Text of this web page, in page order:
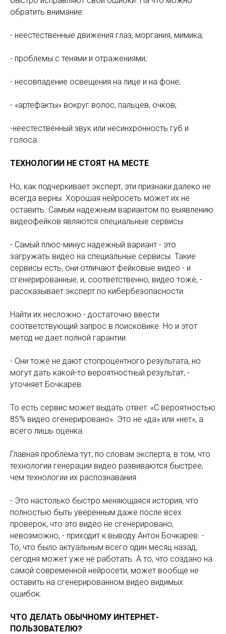
обратить внимание:
- неестественные движения глаз, моргания, мимика;
- проблемы с тенями и отражениями;
- несовпадение освещения на лице и на фоне;
- «артефакты» вокруг волос, пальцев, очков;
-неестественный звук или несинхронность губ и
голоса.
ТЕХНОЛОГИИ НЕ СТОЯТ НА МЕСТЕ
Но, как подчеркивает эксперт, эти признаки далеко не
всегда верны. Хорошая нейросеть может их не
оставить. Самым надежным вариантом по выявлению
видеофейков являются специальные сервисы.
- Самый плюс-минус надежный вариант - это
загружать видео на специальные сервисы. Такие
сервисы есть, они отличают фейковые видео - и
сгенерированные, и, соответственно, видео тоже, -
рассказывает эксперт по кибербезопасности.
Найти их несложно - достаточно ввести
соответствующий запрос в поисковике. Но и этот
метод не дает полной гарантии.
- Они тоже не дают стопроцентного результата, но
могут дать какой-то вероятностный результат, -
уточняет Бочкарев.
То есть сервис может выдать ответ: «С вероятностью
85% видео сгенерировано». Это не «да» или «нет», а
всего лишь оценка.
Главная проблема тут, по словам эксперта, в том, что
технологии генерации видео развиваются быстрее,
чем технологии их распознавания.
- Это настолько быстро меняющаяся история, что
полностью быть уверенным даже после всех
проверок, что это видео не сгенерировано,
невозможно, - приходит к выводу Антон Бочкарев. -
То, что было актуальным всего один месяц назад,
сегодня может уже не работать. А то, что создано на
самой современной нейросети, может вообще не
оставить на сгенерированном видео видимых
ошибок.
ЧТО ДЕЛАТЬ ОБЫЧНОМУ ИНТЕРНЕТ-
ПОЛЬЗОВАТЕЛЮ?